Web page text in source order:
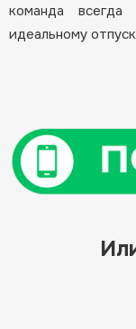
команда
идеальному